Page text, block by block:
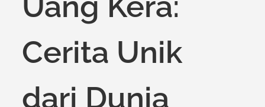
Cerita Unik
dari Dunia